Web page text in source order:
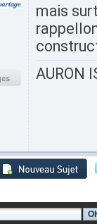
mais
AURON